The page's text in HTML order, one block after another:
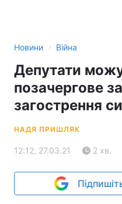
Новини › Війна
Депутати
позачергове
загострення
НАДЯ ПРИШЛЯК
12:12, 27.03.21 2 хв.